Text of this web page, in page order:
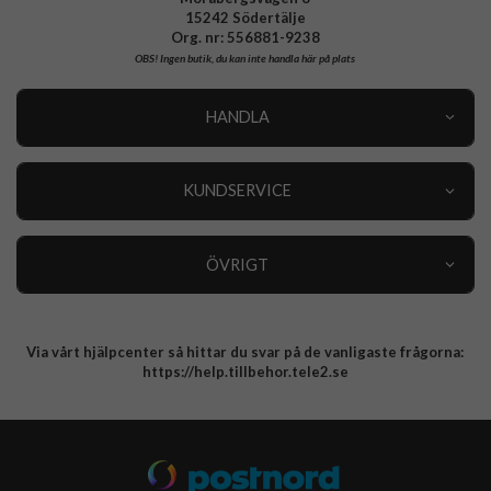
15242 Södertälje
Org. nr: 556881-9238
OBS!Ingen butik, du kan inte handla här på plats
HANDLA
KUNDSERVICE
ÖVRIGT
Integritetspolicy
Via vårt hjälpcenter så hittar du svar på de vanligaste frågorna:
https://help.tillbehor.tele2.se